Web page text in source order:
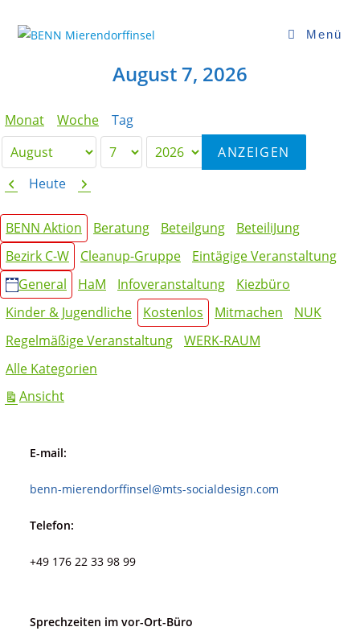
Inhalt
Menü
August 7, 2026
Monat Woche Tag
Monat
Tag
Jahr
Zurück
Heute Weiter
Kategorien
BENN Aktion Beratung Beteilgung
BeteiliJung
Bezirk C-W
Cleanup-Gruppe
Eintägige Veranstaltung
General
HaM Infoveranstaltung
Kiezbüro
Kinder & Jugendliche
Kostenlos Mitmachen
NUK
Regelmäßige Veranstaltung
WERK-RAUM
Alle Kategorien
Ansichtausdrucken
E-mail:
benn-mierendorffinsel@mts-socialdesign.com
Telefon:
+49 176 22 33 98 99
Sprechzeiten im vor-Ort-Büro